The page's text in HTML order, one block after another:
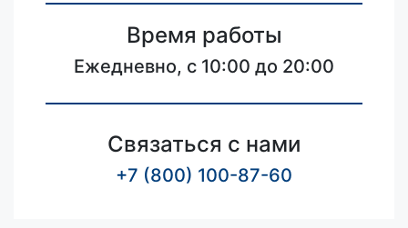
Время работы
Ежедневно, с 10:00 до 20:00
Связаться с нами
+7 (800) 100-87-60